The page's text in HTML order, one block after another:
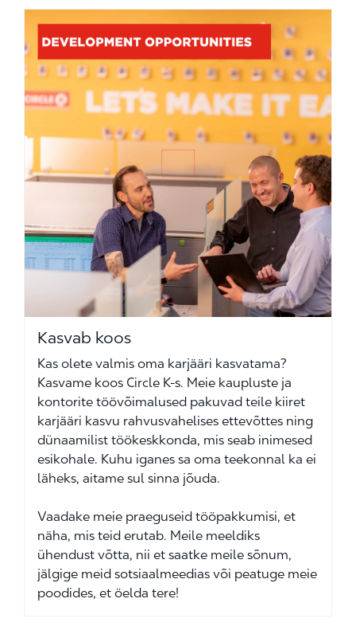
Kasvab koos
Kas olete valmis oma karjääri kasvatama?
Kasvame koos Circle K-s. Meie kaupluste ja
kontorite töövõimalused pakuvad teile kiiret
karjääri kasvu rahvusvahelises ettevõttes ning
dünaamilist töökeskkonda, mis seab inimesed
esikohale. Kuhu iganes sa oma teekonnal ka ei
läheks, aitame sul sinna jõuda.
Vaadake meie praeguseid tööpakkumisi, et
näha, mis teid erutab. Meile meeldiks
ühendust võtta, nii et saatke meile sõnum,
jälgige meid sotsiaalmeedias või peatuge meie
poodides, et öelda tere!